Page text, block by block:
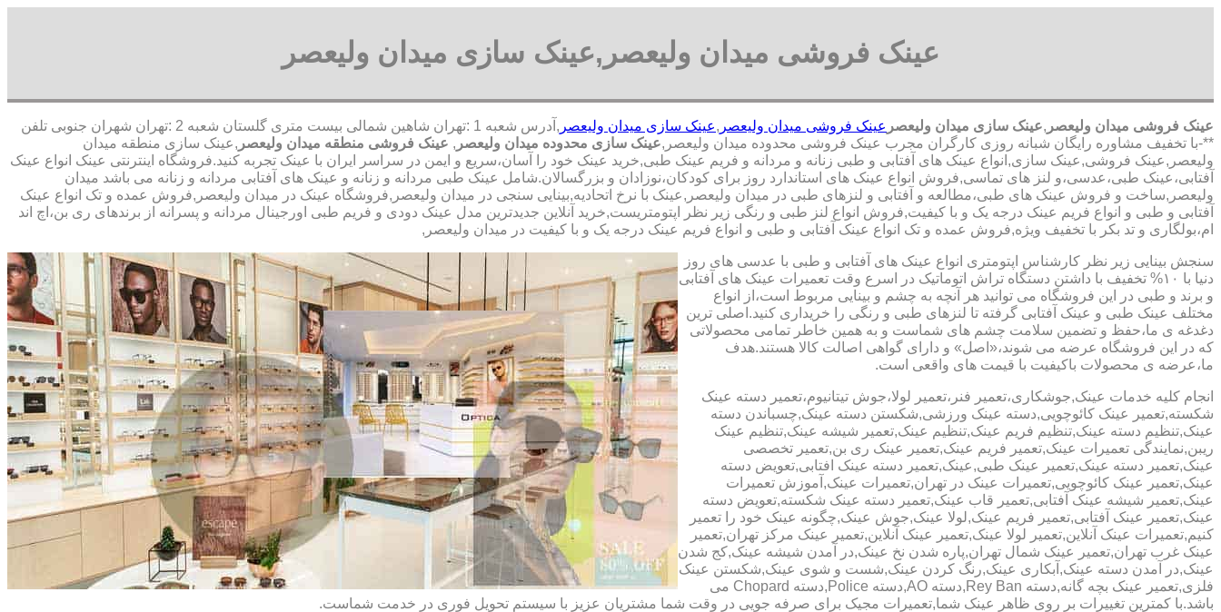
عینک فروشی میدان ولیعصر,عینک سازی میدان ولیعصر
عینک فروشی میدان ولیعصر ,عینک سازی میدان ولیعصر عینک فروشی میدان ولیعصر ,عینک سازی میدان ولیعصر
,آدرس شعبه 1 :تهران شاهین شمالی بیست متری گلستان شعبه 2 :تهران شهران جنوبی تلفن
**-با تخفیف مشاوره رایگان شبانه روزی کارگران مجرب عینک فروشی محدوده میدان ولیعصر,عینک سازی محدوده میدان ولیعصر , عینک فروشی منطقه میدان ولیعصر ,عینک سازی منطقه میدان
ولیعصر,عینک فروشی,عینک سازی,انواع عینک های آفتابی و طبی زنانه و مردانه و فریم عینک طبی,خرید عینک خود را آسان،سریع و ایمن در سراسر ایران با عینک تجربه کنید.فروشگاه اینترنتی عینک انواع عینک
آفتابی،عینک طبی،عدسی،و لنز های تماسی,فروش انواع عینک های استاندارد روز برای کودکان،نوزادان و بزرگسالان.شامل عینک طبی مردانه و زنانه و عینک های آفتابی مردانه و زنانه می باشد میدان
ولیعصر,ساخت و فروش عینک های طبی،مطالعه و آفتابی و لنزهای طبی در میدان ولیعصر,عینک با نرخ اتحادیه,بینایی سنجی در میدان ولیعصر,فروشگاه عینک در میدان ولیعصر,فروش عمده و تک انواع عینک
آفتابی و طبی و انواع فریم عینک درجه یک و با کیفیت,فروش انواع لنز طبی و رنگی زیر نظر اپتومتریست,خرید آنلاین جدیدترین مدل عینک دودی و فریم طبی اورجینال مردانه و پسرانه از برندهای ری بن،اچ اند
ام،بولگاری و تد بکر با تخفیف ویژه,فروش عمده و تک انواع عینک آفتابی و طبی و انواع فریم عینک درجه یک و با کیفیت در میدان ولیعصر,
سنجش بینایی زیر نظر کارشناس اپتومتری انواع عینک های آفتابی و طبی با عدسی های روز
دنیا با ۱۰% تخفیف با داشتن دستگاه تراش اتوماتیک در اسرع وقت تعمیرات عینک های آفتابی
و برند و طبی در این فروشگاه می توانید هر آنچه به چشم و بینایی مربوط است،از انواع
مختلف عینک طبی و عینک آفتابی گرفته تا لنزهای طبی و رنگی را خریداری کنید.اصلی ترین
دغدغه ی ما،حفظ و تضمین سلامت چشم های شماست و به همین خاطر تمامی محصولاتی
که در این فروشگاه عرضه می شوند،«اصل» و دارای گواهی اصالت کالا هستند.هدف
ما،عرضه ی محصولات باکیفیت با قیمت های واقعی است.
انجام کلیه خدمات عینک,جوشکاری،تعمیر فنر،تعمیر لولا،جوش تیتانیوم،تعمیر دسته عینک
شکسته,تعمیر عینک کائوچویی,دسته عینک ورزشی,شکستن دسته عینک,چسباندن دسته
عینک,تنظیم دسته عینک,تنظیم فریم عینک,تنظیم عینک,تعمیر شیشه عینک,تنظیم عینک
ریبن,نمایندگی تعمیرات عینک,تعمیر فریم عینک,تعمیر عینک ری بن,تعمیر تخصصی
عینک,تعمیر دسته عینک,تعمیر عینک طبی,عینک,تعمیر دسته عینک افتابی,تعویض دسته
عینک,تعمیر عینک کائوچویی,تعمیرات عینک در تهران,تعمیرات عینک,آموزش تعمیرات
عینک,تعمیر شیشه عینک آفتابی,تعمیر قاب عینک,تعمیر دسته عینک شکسته,تعویض دسته
عینک,تعمیر عینک آفتابی,تعمیر فریم عینک,لولا عینک,جوش عینک,چگونه عینک خود را تعمیر
کنیم,تعمیرات عینک آنلاین,تعمیر لولا عینک,تعمیر عینک آنلاین,تعمیر عینک مرکز تهران,تعمیر
عینک غرب تهران,تعمیر عینک شمال تهران,پاره شدن نخ عینک,در آمدن شیشه عینک,کج شدن
عینک,در آمدن دسته عینک,آبکاری عینک,رنگ کردن عینک,شست و شوی عینک,شکستن عینک
فلزی,تعمیر عینک بچه گانه,دسته Rey Ban,دسته AO,دسته Police,دسته Chopard می
باشد.با کمترین تغییرات بر روی ظاهر عینک شما,تعمیرات مجیک برای صرفه جویی در وقت شما مشتریان عزیز با سیستم تحویل فوری در خدمت شماست.